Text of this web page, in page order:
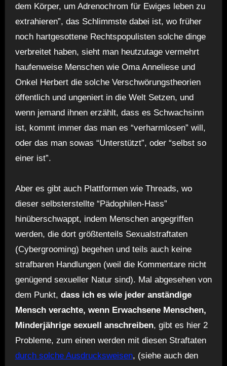
dem Körper, um Adrenochrom für Ewiges leben zu
extrahieren”, das Schlimmste dabei ist, wo früher
noch hartgesottene Rechtspopulisten solche dinge
verbreitet haben, sieht man heutzutage vermehrt
haufenweise Menschen wie Oma Anneliese und
Onkel Herbert die solche Verschwörungstheorien
öffentlich und ungeniert in die Welt Setzen, und
wenn jemand ihnen erzählt, dass es Schwachsinn
ist, kommt immer das man es “verharmlosen” will,
oder das man sowas “Unterstützt”, oder “selbst so
einer ist”.
Aber es gibt auch Plattformen wie Threads, wo
dieser selbsterstellte “Pädophilen-Hass”
hinüberschwappt, indem Menschen angegriffen
werden, die dort größtenteils Sexualstraftaten
(Cybergrooming) begehen und teils auch keine
strafbaren Handlungen (weil die Kommentare nicht
genügend sexueller Natur sind). Mal abgesehen von
dem Punkt, dass ich es wie jeder anständige
Mensch verachte, wenn Erwachsene Menschen,
Minderjährige sexuell anschreiben, gibt es hier 2
Probleme, zum einen werden mit diesen Straftaten
durch solche Ausdrucksweisen, (siehe auch den